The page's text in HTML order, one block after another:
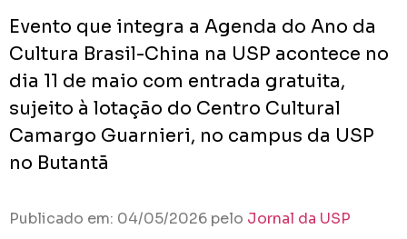
Evento que integra a Agenda do Ano da
Cultura Brasil-China na USP acontece no
dia 11 de maio com entrada gratuita,
sujeito à lotação do Centro Cultural
Camargo Guarnieri, no campus da USP
no Butantã
Publicado em: 04/05/2026 pelo Jornal da USP